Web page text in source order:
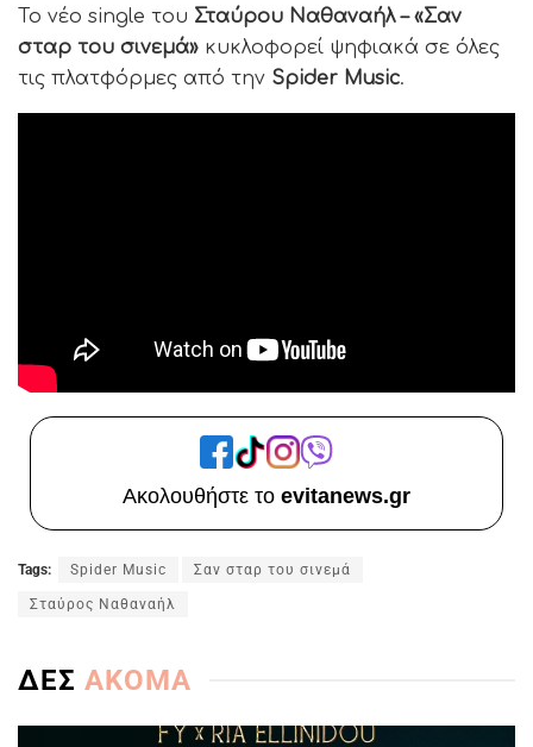
Το νέο single του Σταύρου Ναθαναήλ – «Σαν
σταρ του σινεμά» κυκλοφορεί ψηφιακά σε όλες
τις πλατφόρμες από την Spider Music.
Ακολουθήστε το evitanews.gr
Tags: Spider Music Σαν σταρ του σινεμά
Σταύρος Ναθαναήλ
ΔΕΣ ΑΚΟΜΑ